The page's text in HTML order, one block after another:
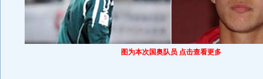
图为本次国奥队员 点击查看更多